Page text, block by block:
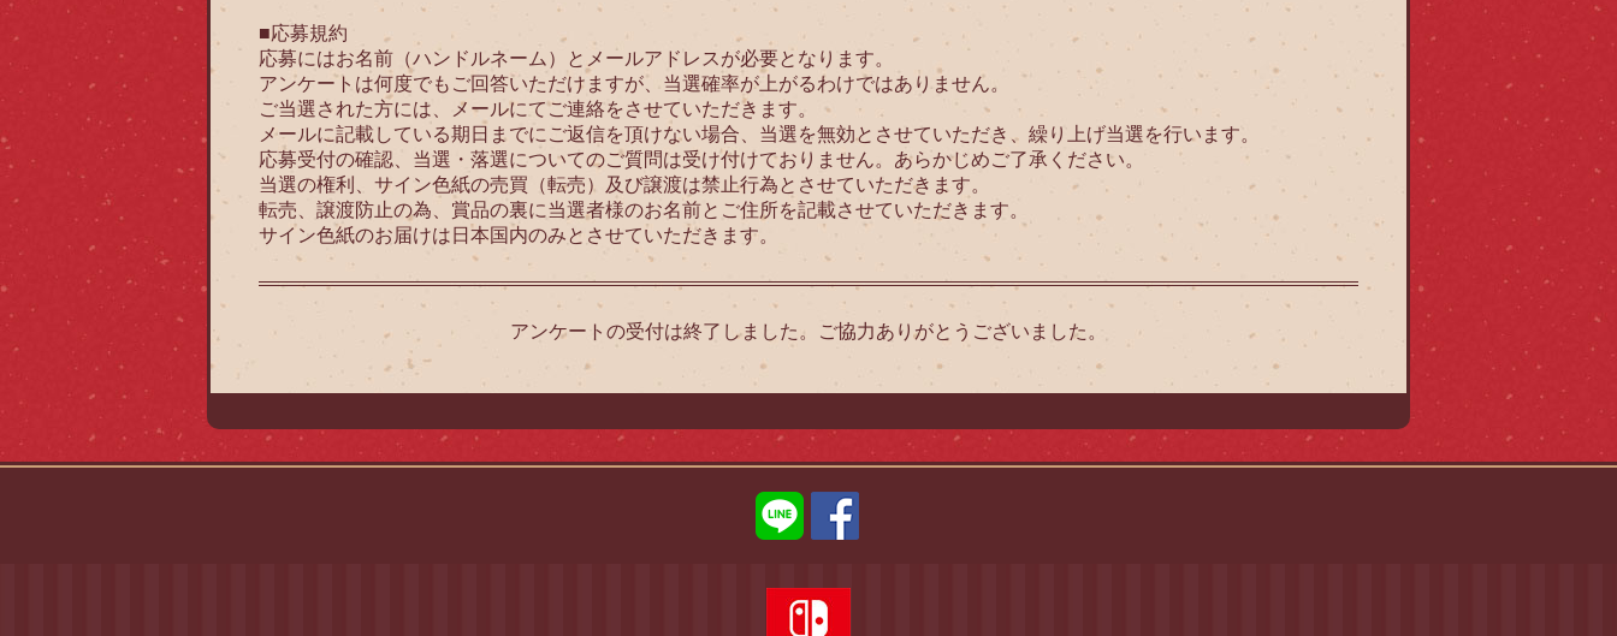
■応募規約
応募にはお名前（ハンドルネーム）とメールアドレスが必要となります。
アンケートは何度でもご回答いただけますが、当選確率が上がるわけではありません。
ご当選された方には、メールにてご連絡をさせていただきます。
メールに記載している期日までにご返信を頂けない場合、当選を無効とさせていただき、繰り上げ当選を行います。
応募受付の確認、当選・落選についてのご質問は受け付けておりません。あらかじめご了承ください。
当選の権利、サイン色紙の売買（転売）及び譲渡は禁止行為とさせていただきます。
転売、譲渡防止の為、賞品の裏に当選者様のお名前とご住所を記載させていただきます。
サイン色紙のお届けは日本国内のみとさせていただきます。
アンケートの受付は終了しました。ご協力ありがとうございました。